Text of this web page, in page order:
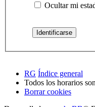
Ocultar mi
RG Índice general
Todos los horarios son
Borrar cookies